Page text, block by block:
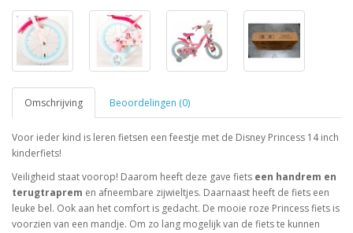
Omschrijving Beoordelingen (0)
Voor ieder kind is leren fietsen een feestje met de Disney Princess 14 inch
kinderfiets!
Veiligheid staat voorop! Daarom heeft deze gave fiets een handrem en
terugtraprem en afneembare zijwieltjes. Daarnaast heeft de fiets een
leuke bel. Ook aan het comfort is gedacht. De mooie roze Princess fiets is
voorzien van een mandje. Om zo lang mogelijk van de fiets te kunnen